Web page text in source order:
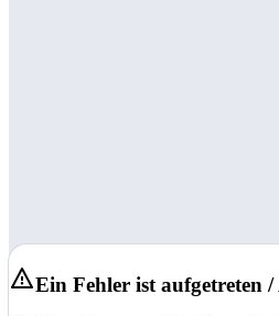
Ein Fehler ist aufgetreten